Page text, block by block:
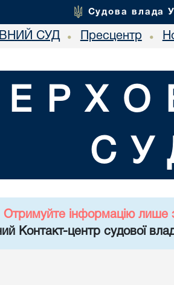
Судова влада
СУД • Пресцентр •
Отримуйте інформацію лише
Контакт-центр судової